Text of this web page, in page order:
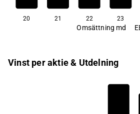
20 21 22 23
Omsättning md
Vinst per aktie & Utdelning